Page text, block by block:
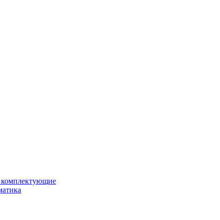
комплектующие